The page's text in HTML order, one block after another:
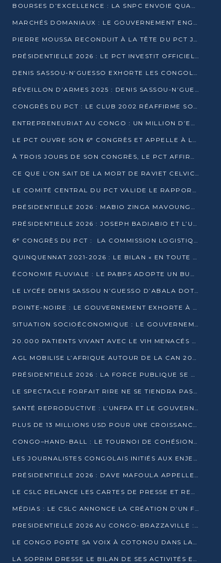
BOURSES D’EXCELLENCE : LA SNPC ENVOIE QUATRE NOUVEAUX TALENTS CONGOLAIS SE FORMER À BAKOU
MARCHÉS DOMANIAUX : LE GOUVERNEMENT ENGAGE LA STRUCTURATION DES TAXES D’ASSAINISSEMENT
PIERRE MOUSSA RECONDUIT À LA TÊTE DU PCT JUSQU’EN 2031
PRÉSIDENTIELLE 2026 : LE PCT INVESTIT OFFICIELLEMENT DENIS SASSOU NGUESSO
DENIS SASSOU-N’GUESSO EXHORTE LES CONGOLAIS À L’UNITÉ ET AU FAIR-PLAY DÉMOCRATIQUE EN 2026
RÉVEILLON D’ARMES 2025 : DENIS SASSOU-N’GUESSO GARANTIT DES ÉLECTIONS 2026 PAISIBLES ET SÉCURISÉES
CONGRÈS DU PCT : LE CLUB 2002 RÉAFFIRME SON SOUTIEN À DENIS SASSOU-N’GUESSO POUR 2026
ENTREPRENEURIAT AU CONGO : UN MILLION D’EUROS POUR FINANCER LES STARTUPS DÈS 2026
LE PCT OUVRE SON 6ᵉ CONGRÈS ET APPELLE À LA CANDIDATURE DE DENIS SASSOU NGUESSO
À TROIS JOURS DE SON CONGRÈS, LE PCT AFFIRME AVOIR ATTEINT TOUS SES OBJECTIFS
CE QUE L’ON SAIT DE LA MORT DE RAVIET CELVIC N’TSIANTSIE
LE COMITÉ CENTRAL DU PCT VALIDE LE RAPPORT DU CONGRÈS ET SOUTIENT DENIS SASSOU N’GUESSO
PRÉSIDENTIELLE 2026 : MABIO ZINGA MAVOUNGOU DÉCLARE SA CANDIDATURE ET CHARGE LE BILAN DU PCT
PRÉSIDENTIELLE 2026 : JOSEPH BADIABIO ET L’UDH-YUKI JOUENT LA PRUDENCE
6ᵉ CONGRÈS DU PCT : LA COMMISSION LOGISTIQUE ASSURE LA DISTRIBUTION DES KITS
QUINQUENNAT 2021-2026 : LE BILAN « EN TOUTE TRANSPARENCE » PRÉSENTÉ À LA PRESSE
ÉCONOMIE FLUVIALE : LE PABPS ADOPTE UN BUDGET 2026 DE PLUS DE 2,7 MILLIARDS FCFA
LE LYCÉE DENIS SASSOU N’GUESSO D’ABALA DOTÉ D’UNE SALLE MULTIMÉDIA
POINTE-NOIRE : LE GOUVERNEMENT EXHORTE À UN USAGE RESPONSABLE DU NOUVEAU MATÉRIEL MUNICIPAL
SITUATION SOCIOÉCONOMIQUE : LE GOUVERNEMENT INTERPELLÉ DEVANT LE SÉNAT
20.000 PATIENTS VIVANT AVEC LE VIH MENACÉS D’ARRÊT DE TRAITEMENT
AGL MOBILISE L’AFRIQUE AUTOUR DE LA CAN 2025
PRÉSIDENTIELLE 2026 : LA FORCE PUBLIQUE SE PRÉPARE À SÉCURISER LE SCRUTIN
LE SPECTACLE FORFAIT RIRE NE SE TIENDRA PAS LE 1ER JANVIER
SANTÉ REPRODUCTIVE : L’UNFPA ET LE GOUVERNEMENT AFFINENT LES PRIORITÉS DE 2026
PLUS DE 13 MILLIONS USD POUR UNE CROISSANCE VERTE ET SOUVERAINE
CONGO–HAND-BALL : LE TOURNOI DE COHÉSION ET DE FRATERNITÉ ALLUME SES LAMPIONS À BRAZZAVILLE
LES JOURNALISTES CONGOLAIS INITIÉS AUX ENJEUX DE L’ÉCONOMIE BLEUE
PRÉSIDENTIELLE 2026 : DAVE MAFOULA APPELLE LES CONGOLAIS À UN « NOUVEAU DÉPART »
LE CSLC RELANCE LES CARTES DE PRESSE ET RECONNAÎT OFFICIELLEMENT LES MÉDIAS EN LIGNE
MÉDIAS : LE CSLC ANNONCE LA CRÉATION D’UN FONDS D’APPUI À LA PRESSE
PRESIDENTIELLE 2026 AU CONGO-BRAZZAVILLE : UN CASTING ÉLARGI
LE CONGO PORTE SA VOIX À COTONOU DANS LA LUTTE CONTRE LA TUBERCULOSE
LA SOPRIM DRESSE LE BILAN DE SES ACTIVITÉS ET FIXE DE NOUVELLES PRIORITÉS